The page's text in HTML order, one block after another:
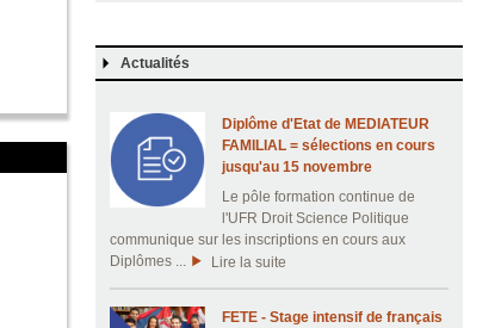
Actualités
Diplôme d'Etat de MEDIATEUR
FAMILIAL = sélections en cours
jusqu'au 15 novembre
Le pôle formation continue de
l'UFR Droit Science Politique
communique sur les inscriptions en cours aux
Diplômes ...
Lire la suite
FETE - Stage intensif de français